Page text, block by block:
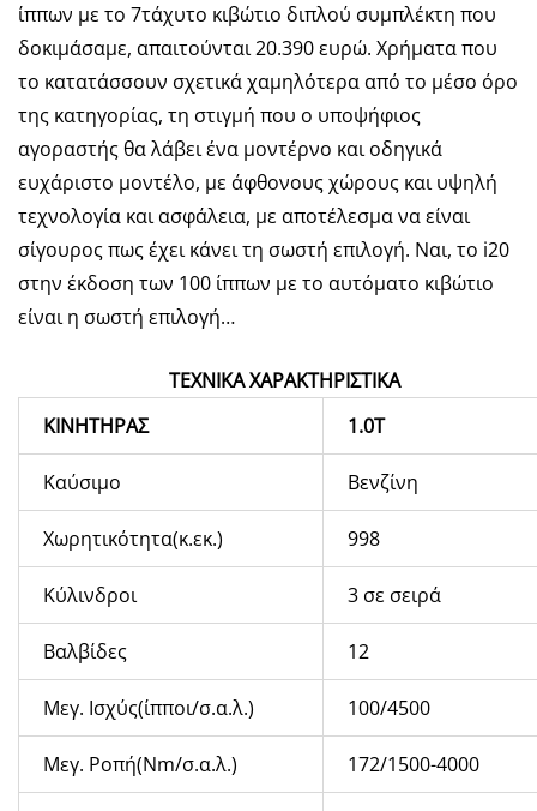
ίππων με το 7τάχυτο κιβώτιο διπλού συμπλέκτη που
δοκιμάσαμε, απαιτούνται 20.390 ευρώ. Χρήματα που
το κατατάσσουν σχετικά χαμηλότερα από το μέσο όρο
της κατηγορίας, τη στιγμή που ο υποψήφιος
αγοραστής θα λάβει ένα μοντέρνο και οδηγικά
ευχάριστο μοντέλο, με άφθονους χώρους και υψηλή
τεχνολογία και ασφάλεια, με αποτέλεσμα να είναι
σίγουρος πως έχει κάνει τη σωστή επιλογή. Ναι, το i20
στην έκδοση των 100 ίππων με το αυτόματο κιβώτιο
είναι η σωστή επιλογή…
ΤΕΧΝΙΚΑ ΧΑΡΑΚΤΗΡΙΣΤΙΚΑ
ΚΙΝΗΤΗΡΑΣ
1.0Τ
Καύσιμο Βενζίνη
Χωρητικότητα(κ.εκ.) 998
Κύλινδροι 3 σε σειρά
Βαλβίδες 12
Μεγ. Ισχύς(ίπποι/σ.α.λ.) 100/4500
Μεγ. Ροπή(Nm/σ.α.λ.) 172/1500-4000